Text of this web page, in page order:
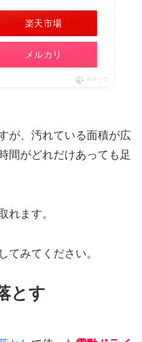
楽天市場
メルカリ
ポチップ
が、汚れている面積が広
間がどれだけあっても足
れます。
てみてください。
とす